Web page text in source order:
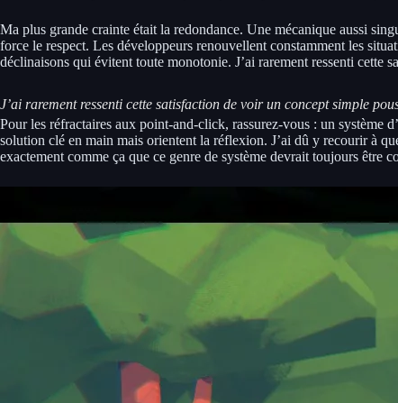
Ma plus grande crainte était la redondance. Une mécanique aussi
force le respect. Les développeurs renouvellent constamment les
déclinaisons qui évitent toute monotonie. J’ai rarement ressenti cette
J’ai rarement ressenti cette satisfaction de voir un concept simple
Pour les réfractaires aux point-and-click, rassurez-vous : un système
solution clé en main mais orientent la réflexion. J’ai dû y recourir à
exactement comme ça que ce genre de système devrait toujours être